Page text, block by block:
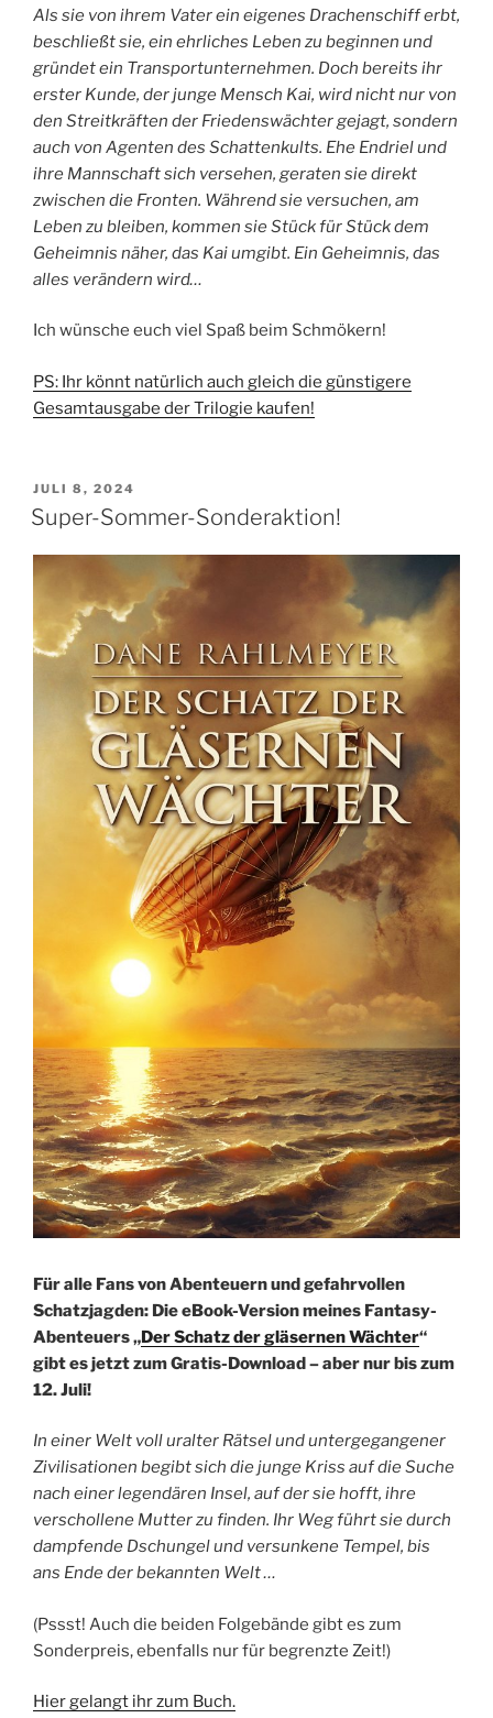
Als sie von ihrem Vater ein eigenes Drachenschiff erbt,
beschließt sie, ein ehrliches Leben zu beginnen und
gründet ein Transportunternehmen. Doch bereits ihr
erster Kunde, der junge Mensch Kai, wird nicht nur von
den Streitkräften der Friedenswächter gejagt, sondern
auch von Agenten des Schattenkults. Ehe Endriel und
ihre Mannschaft sich versehen, geraten sie direkt
zwischen die Fronten. Während sie versuchen, am
Leben zu bleiben, kommen sie Stück für Stück dem
Geheimnis näher, das Kai umgibt. Ein Geheimnis, das
alles verändern wird…
Ich wünsche euch viel Spaß beim Schmökern!
PS: Ihr könnt natürlich auch gleich die günstigere
Gesamtausgabe der Trilogie kaufen!
VERÖFFENTLICHT
AM
JULI 8, 2024
Super-Sommer-Sonderaktion!
Für alle Fans von Abenteuern und gefahrvollen
Schatzjagden: Die eBook-Version meines Fantasy-
Abenteuers „Der Schatz der gläsernen Wächter“
gibt es jetzt zum Gratis-Download – aber nur bis zum
12. Juli!
In einer Welt voll uralter Rätsel und untergegangener
Zivilisationen begibt sich die junge Kriss auf die Suche
nach einer legendären Insel, auf der sie hofft, ihre
verschollene Mutter zu finden. Ihr Weg führt sie durch
dampfende Dschungel und versunkene Tempel, bis
ans Ende der bekannten Welt …
(Pssst! Auch die beiden Folgebände gibt es zum
Sonderpreis, ebenfalls nur für begrenzte Zeit!)
Hier gelangt ihr zum Buch.